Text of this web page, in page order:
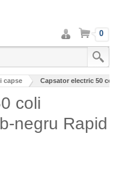
Intra
in
cont
Cos 0
capse Capsator electric 50 coli
coli
negru Rapid